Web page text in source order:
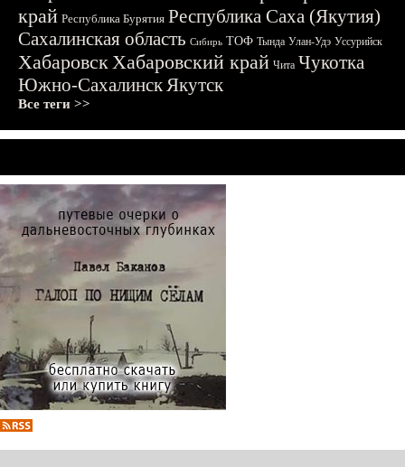
край Республика Бурятия Республика Саха (Якутия)
Сахалинская область Сибирь ТОФ Тында Улан-Удэ Уссурийск
ХабаровскХабаровский край Чита Чукотка
Южно-СахалинскЯкутск
Все теги >>